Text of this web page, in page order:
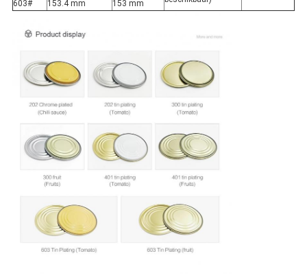
603# 153.4 mm 153 mm